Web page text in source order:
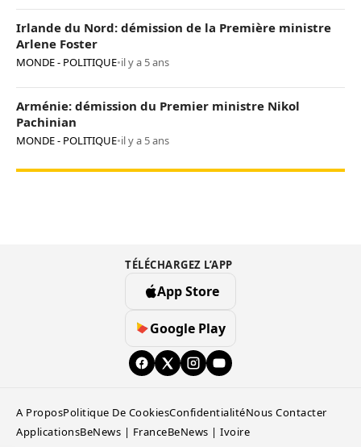
Irlande du Nord: démission de la Première ministre
Arlene Foster
MONDE - POLITIQUE•il y a 5 ans
Arménie: démission du Premier ministre Nikol
Pachinian
MONDE - POLITIQUE•il y a 5 ans
TÉLÉCHARGEZ L’APP
App Store
Google Play
A ProposPolitique De CookiesConfidentialitéNous Contacter
ApplicationsBeNews | FranceBeNews | Ivoire